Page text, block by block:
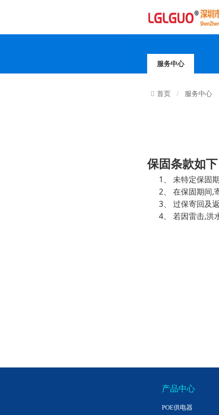
服务中心
首页 服务中心
保固条款如
1、 未特定保固
2、 在保固期间,
3、 过保寄回及
4、 若因雷击,洪
产品中心
POE供电器